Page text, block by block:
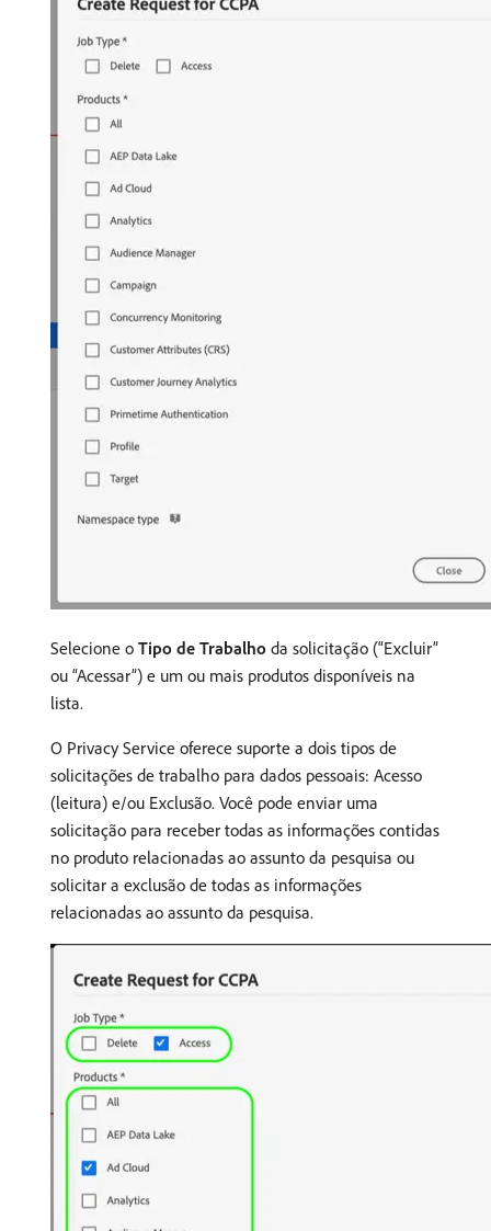
Selecione o Tipo de Trabalho da solicitação (“Excluir”
ou “Acessar”) e um ou mais produtos disponíveis na
lista.
O Privacy Service oferece suporte a dois tipos de
solicitações de trabalho para dados pessoais: Acesso
(leitura) e/ou Exclusão. Você pode enviar uma
solicitação para receber todas as informações contidas
no produto relacionadas ao assunto da pesquisa ou
solicitar a exclusão de todas as informações
relacionadas ao assunto da pesquisa.